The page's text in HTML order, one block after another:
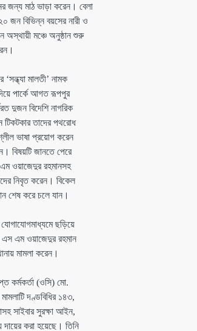
জন্য মাঠ ভাড়া করেন। বেলা
জন বিভিন্ন বয়সের নারী ও
অস্থায়ী মঞ্চে অনুষ্ঠান শুরু
মালতী’ নামক
পার্কে আগত রূপপুর
দুজন বিদেশি নাগরিক
তাদের পথরোধ
ভাষা প্রয়োগ করেন
বিষয়টি জানতে পেরে
এম ওয়াজেদুর রহমানসহ
নিবৃত করেন। বিকেল
শেষ করে চলে যান।
ছড়িয়ে
এস এম ওয়াজেদুর রহমান
মামলা করেন।
কর্মকর্তা (ওসি) মো.
দণ্ডবিধির ১৪৩,
সাইবার সুরক্ষা আইন,
দায়ের করা হয়েছে। তিনি